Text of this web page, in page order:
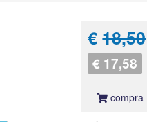
€18,50
€ 17,58
compra